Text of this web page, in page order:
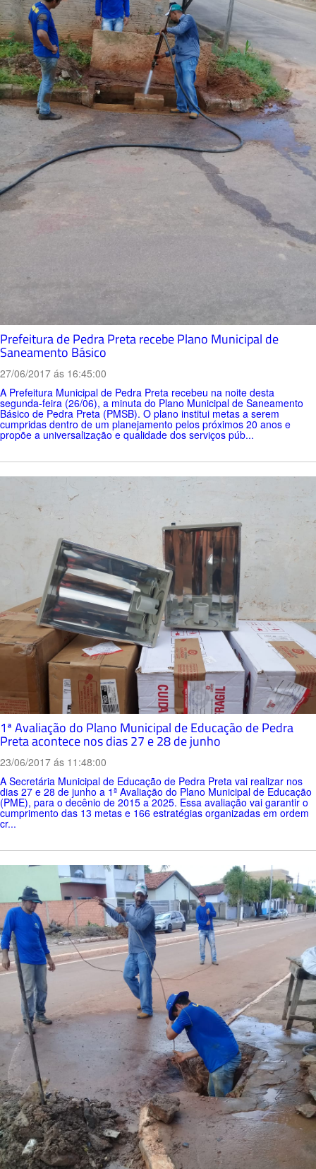
Prefeitura de Pedra Preta recebe Plano Municipal de
Saneamento Básico
27/06/2017 ás 16:45:00
A Prefeitura Municipal de Pedra Preta recebeu na noite desta
segunda-feira (26/06), a minuta do Plano Municipal de Saneamento
Básico de Pedra Preta (PMSB). O plano institui metas a serem
cumpridas dentro de um planejamento pelos próximos 20 anos e
propõe a universalização e qualidade dos serviços púb...
1ª Avaliação do Plano Municipal de Educação de Pedra
Preta acontece nos dias 27 e 28 de junho
23/06/2017 ás 11:48:00
A Secretária Municipal de Educação de Pedra Preta vai realizar nos
dias 27 e 28 de junho a 1ª Avaliação do Plano Municipal de Educação
(PME), para o decênio de 2015 a 2025. Essa avaliação vai garantir o
cumprimento das 13 metas e 166 estratégias organizadas em ordem
cr...